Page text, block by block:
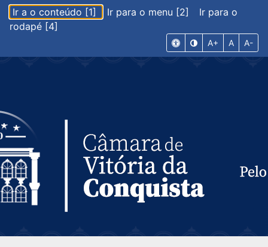
Ir a o conteúdo [1] Ir para o menu [2]
Ir para o
rodapé [4]
A+ A A-